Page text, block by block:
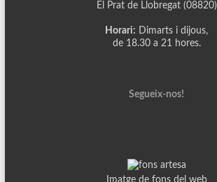
El Prat de Llobregat (08820)
Horari: Dimarts i dijous,
de 18.30 a 21 hores.
Segueix-nos!
Imatge de fons del web